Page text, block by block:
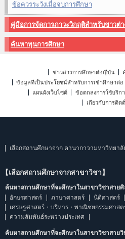
ข้อควรระวังเมื่อจบการศึกษา
คู่มือการจัดการภาวะวิกฤติสำหรับชาวต่
ค้นหาทุนการศึกษา
ข่าวสารการศึกษาต่อญี่ปุ่น
ข้อมูลที่เป็นประโยชน์สำหรับการเข้าศึกษาต่อ
แผนผังเว็บไซต์
ข้อตกลงการใช้บริก
เกี่ยวกับการติด
เลือกสถานศึกษาจาก คานากาวามหาวิทยาลั
【เลือกสถานศึกษาจากสาขาวิชา】
ค้นหาสถานศึกษาที่จะศึกษาในสาขาวิชาสาย
อักษรศาสตร์
ภาษาศาสตร์
นิติศาสตร์
เศรษฐศาสตร์・บริหาร・พาณิชยกรรมศาสต
ความสัมพันธ์ระหว่างประเทศ
ค้นหาสถานศึกษาที่จะศึกษาในสาขาวิชาสาย